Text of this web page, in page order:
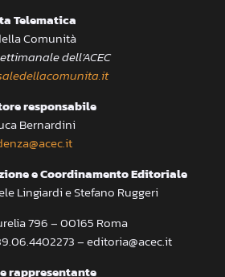
Telematica
Comunità
dell’ACEC
responsabile
Bernardini
e Coordinamento Editoriale
Lingiardi e Stefano Ruggeri
796 – 00165 Roma
– editoria@acec.it
rappresentante